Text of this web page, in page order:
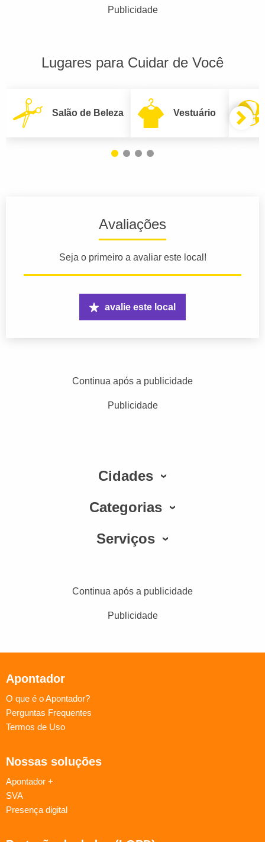
Publicidade
Lugares para Cuidar de Você
Salão de Beleza Vestuário
Avaliações
Seja o primeiro a avaliar este local!
avalie este local
Continua após a publicidade
Publicidade
Cidades
Categorias
Serviços
Continua após a publicidade
Publicidade
Apontador
O que é o Apontador?
Perguntas Frequentes
Termos de Uso
Nossas soluções
Apontador +
SVA
Presença digital